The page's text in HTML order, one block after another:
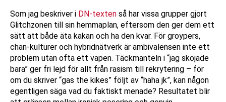
Som jag beskriver i DN-texten så har vissa grupper gjort
Glitchzonen till sin hemmaplan, eftersom den ger dem ett
sätt att både äta kakan och ha den kvar. För groypers,
chan-kulturer och hybridnätverk är ambivalensen inte ett
problem utan ofta ett vapen. Täckmanteln i “jag skojade
bara” ger fri lejd för allt från rasism till rekrytering – för
om du skriver “gas the kikes” följt av “haha jk”, kan någon
egentligen säga vad du faktiskt menade? Resultatet blir